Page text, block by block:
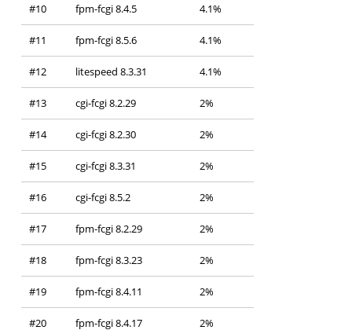
#10 fpm-fcgi 8.4.5 4.1%
#11 fpm-fcgi 8.5.6 4.1%
#12 litespeed 8.3.31 4.1%
#13 cgi-fcgi 8.2.29 2%
#14 cgi-fcgi 8.2.30 2%
#15 cgi-fcgi 8.3.31 2%
#16 cgi-fcgi 8.5.2 2%
#17 fpm-fcgi 8.2.29 2%
#18 fpm-fcgi 8.3.23 2%
#19 fpm-fcgi 8.4.11 2%
#20 fpm-fcgi 8.4.17 2%